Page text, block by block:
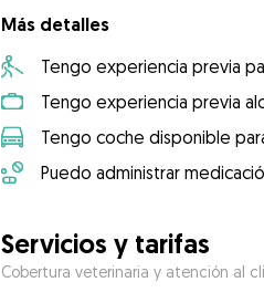
Más detalles
Tengo experiencia previa
Tengo experiencia previa
Tengo coche disponible
Puedo administrar
Servicios y tarifas
Cobertura veterinaria y atención al